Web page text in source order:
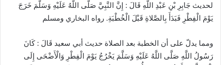
لحديث جَابِرِ بْنِ عَبْدِ اللَّهِ قَالَ : إِنَّ النَّبِيَّ صَلَّى اللَّهُ عَلَيْهِ وَسَلَّمَ خَرَجَ
يَوْمَ الْفِطْرِ فَبَدَأَ بِالصَّلاةِ قَبْلَ الْخُطْبَةِ. رواه البخاري ومسلم
ومما يدلّ على أن الخطبة بعد الصلاة حديث أبي سعيد قَالَ : كَانَ
رَسُولُ اللَّهِ صَلَّى اللَّهُ عَلَيْهِ وَسَلَّمَ يَخْرُجُ يَوْمَ الْفِطْرِ وَالْأَضْحَى إِلَى